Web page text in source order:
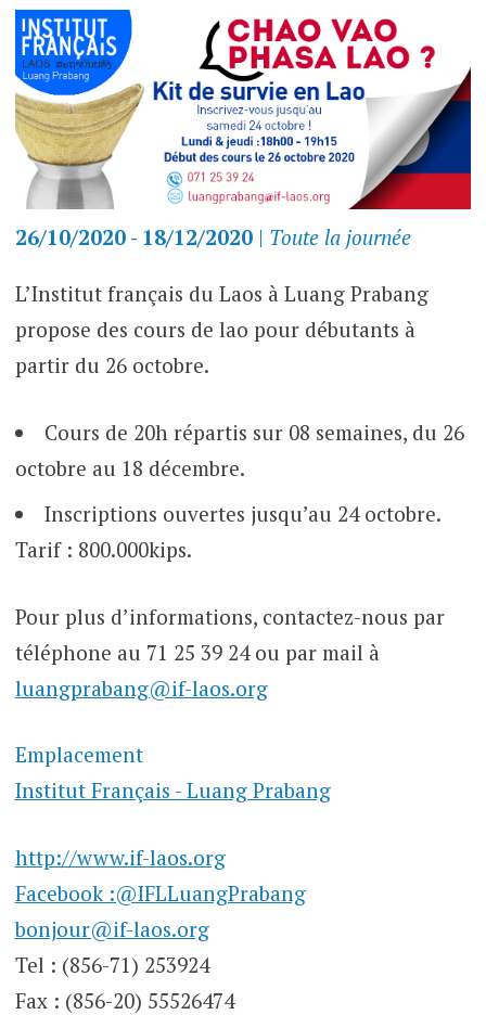
26/10/2020 - 18/12/2020| Toute la journée
L’Institut français du Laos à Luang Prabang
propose des cours de lao pour débutants à
partir du 26 octobre.
Cours de 20h répartis sur 08 semaines, du 26
octobre au 18 décembre.
Inscriptions ouvertes jusqu’au 24 octobre.
Tarif : 800.000kips.
Pour plus d’informations, contactez-nous par
téléphone au 71 25 39 24 ou par mail à
luangprabang@if-laos.org
Emplacement
Institut Français - Luang Prabang
http://www.if-laos.org
Facebook :@IFLLuangPrabang
bonjour@if-laos.org
Tel : (856-71) 253924
Fax : (856-20) 55526474